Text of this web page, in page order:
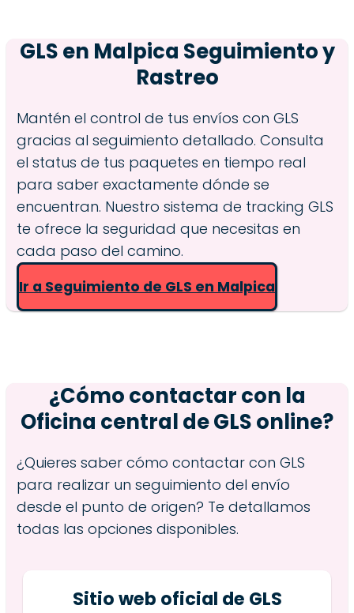
GLS en Malpica Seguimiento y
Rastreo
Mantén el control de tus envíos con GLS
gracias al seguimiento detallado. Consulta
el status de tus paquetes en tiempo real
para saber exactamente dónde se
encuentran. Nuestro sistema de tracking GLS
te ofrece la seguridad que necesitas en
cada paso del camino.
Ir a Seguimiento de GLS en Malpica
¿Cómo contactar con la
Oficina central de GLS online?
¿Quieres saber cómo contactar con GLS
para realizar un seguimiento del envío
desde el punto de origen? Te detallamos
todas las opciones disponibles.
Sitio web oficial de GLS